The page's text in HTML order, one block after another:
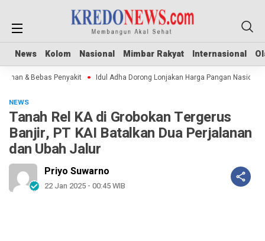
News Kolom Nasional Mimbar Rakyat Internasional
News Kolom Nasional Mimbar Rakyat Internasional
& Bebas Penyakit Idul Adha Dorong Lonjakan Harga Pangan Nasional
NEWS
Tanah Rel KA di Grobokan Tergerus
Banjir, PT KAI Batalkan Dua Perjalanan
dan Ubah Jalur
Priyo Suwarno
22 Jan 2025 - 00:45 WIB